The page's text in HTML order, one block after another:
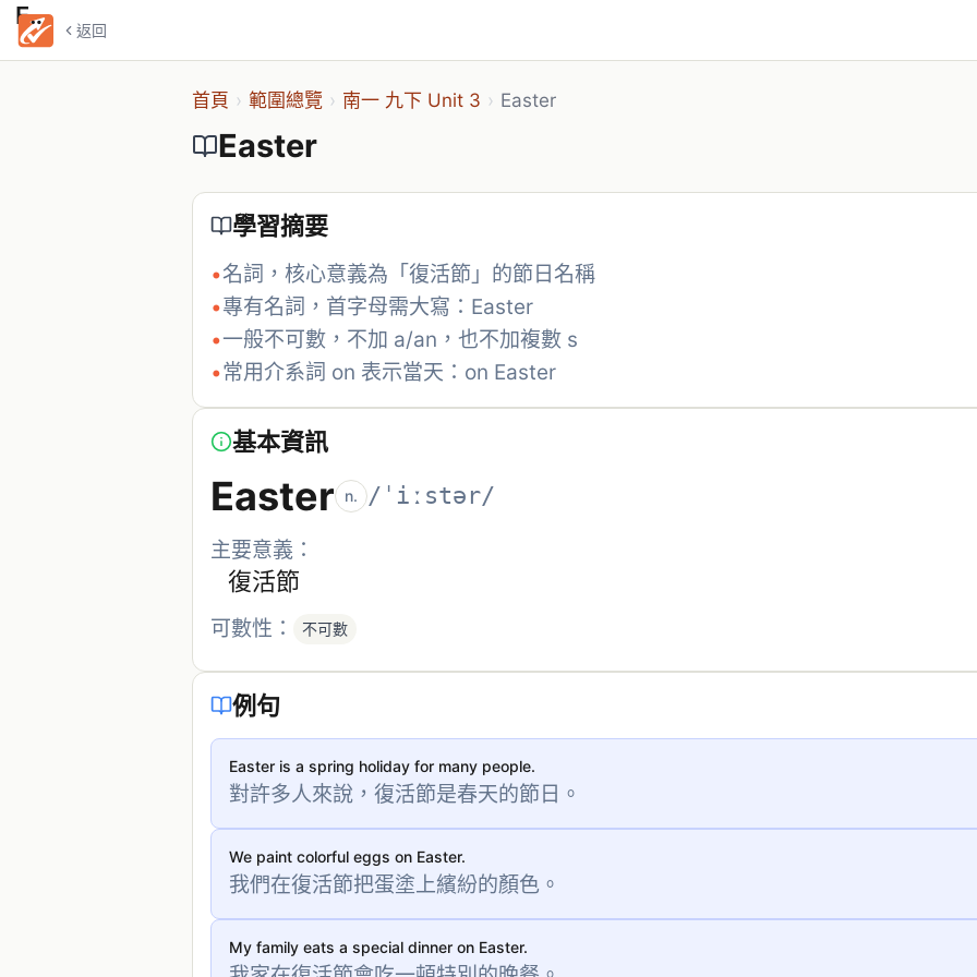
返回
Easter
首頁 › 範圍總覽 › 南一 九下 Unit 3 › Easter
Easter
學習摘要
•名詞，核心意義為「復活節」的節日名稱
•專有名詞，首字母需大寫：Easter
•一般不可數，不加 a/an，也不加複數 s
•常用介系詞 on 表示當天：on Easter
基本資訊
Easter n. /ˈiːstər/
主要意義：
復活節
可數性： 不可數
例句
Easter is a spring holiday for many people.
對許多人來說，復活節是春天的節日。
We paint colorful eggs on Easter.
我們在復活節把蛋塗上繽紛的顏色。
My family eats a special dinner on Easter.